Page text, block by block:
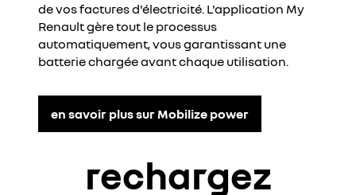
de vos factures d'électricité. L'application My
Renault gère tout le processus
automatiquement, vous garantissant une
batterie chargée avant chaque utilisation.
en savoir plus sur Mobilize power
rechargez